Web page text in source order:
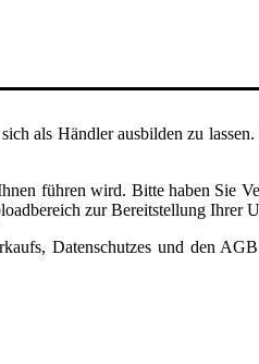
als Händler ausbilden zu
führen wird. Bitte haben Sie
zur Bereitstellung Ihrer
Datenschutzes und den